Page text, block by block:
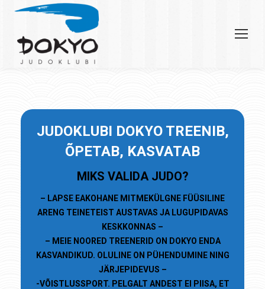
JUDOKLUBI DOKYO TREENIB,
ÕPETAB, KASVATAB
MIKS VALIDA JUDO?
– LAPSE EAKOHANE MITMEKÜLGNE FÜÜSILINE
ARENG TEINETEIST AUSTAVAS JA LUGUPIDAVAS
KESKKONNAS –
– MEIE NOORED TREENERID ON DOKYO ENDA
KASVANDIKUD. OLULINE ON PÜHENDUMINE NING
JÄRJEPIDEVUS –
-VÕISTLUSSPORT. PELGALT ANDEST EI PIISA, ET